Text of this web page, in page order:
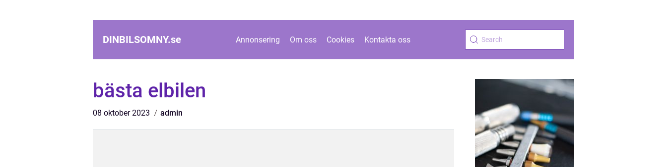
DINBILSOMNY.se Annonsering Om oss Cookies Kontakta oss
bästa elbilen
08 oktober 2023 admin